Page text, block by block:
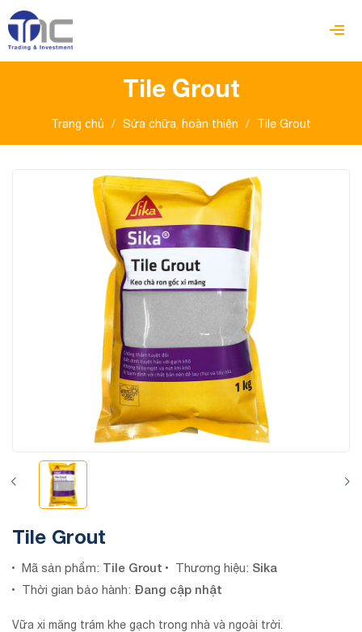
Tile Grout
Trang chủ / Sửa chữa, hoàn thiện / Tile Grout
Tile Grout
Mã sản phẩm: Tile Grout Thương hiệu: Sika
Thời gian bảo hành: Đang cập nhật
Vữa xi măng trám khe gạch trong nhà và ngoài trời.